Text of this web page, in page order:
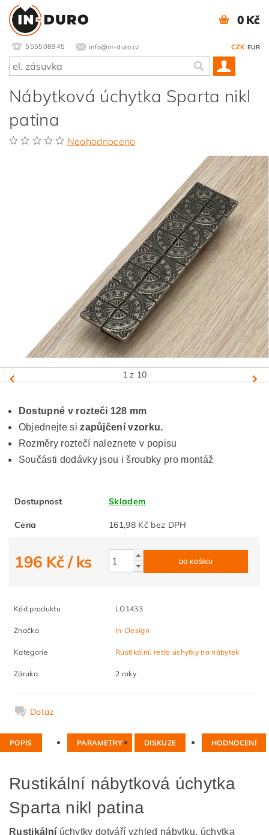
555508945 info@in-duro.cz CZK EUR
0 Kč
Nábytková úchytka Sparta nikl
patina
Neohodnoceno
1 z 10
Dostupné v rozteči 128 mm
Objednejte si zapůjčení vzorku.
Rozměry roztečí naleznete v popisu
Součásti dodávky jsou i šroubky pro montáž
Dostupnost Skladem
Cena 161,98 Kč bez DPH
196 Kč/ ks
Kód produktu LO1433
Značka In-Design
Kategorie Rustikální, retro úchytky na nábytek
Záruka 2 roky
Dotaz
POPIS PARAMETRY DISKUZE HODNOCENÍ
Rustikální nábytková úchytka
Sparta nikl patina
Rustikální úchytky dotváří vzhled nábytku, úchytka